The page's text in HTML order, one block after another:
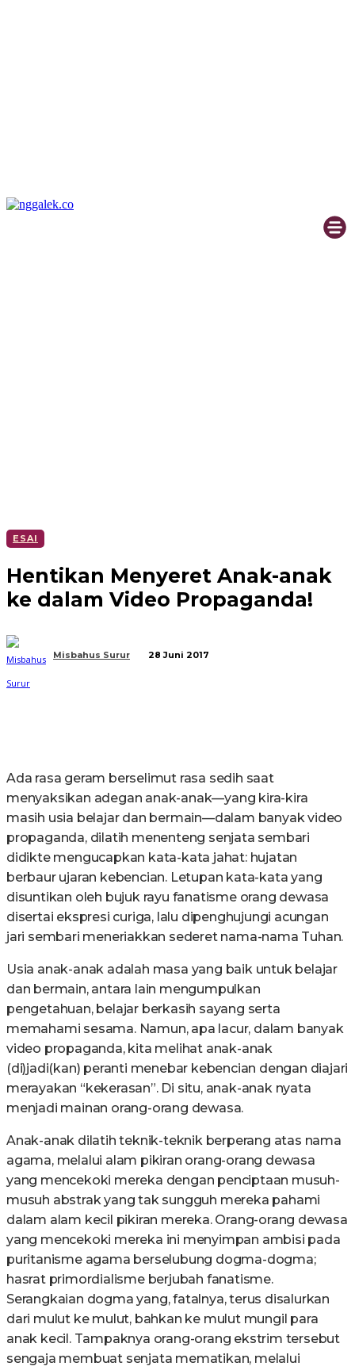
ESAI
Hentikan Menyeret Anak-anak
ke dalam Video Propaganda!
Misbahus Surur 28 Juni 2017
Ada rasa geram berselimut rasa sedih saat
menyaksikan adegan anak-anak—yang kira-kira
masih usia belajar dan bermain—dalam banyak video
propaganda, dilatih menenteng senjata sembari
didikte mengucapkan kata-kata jahat: hujatan
berbaur ujaran kebencian. Letupan kata-kata yang
disuntikan oleh bujuk rayu fanatisme orang dewasa
disertai ekspresi curiga, lalu dipenghujungi acungan
jari sembari meneriakkan sederet nama-nama Tuhan.
Usia anak-anak adalah masa yang baik untuk belajar
dan bermain, antara lain mengumpulkan
pengetahuan, belajar berkasih sayang serta
memahami sesama. Namun, apa lacur, dalam banyak
video propaganda, kita melihat anak-anak
(di)jadi(kan) peranti menebar kebencian dengan diajari
merayakan “kekerasan”. Di situ, anak-anak nyata
menjadi mainan orang-orang dewasa.
Anak-anak dilatih teknik-teknik berperang atas nama
agama, melalui alam pikiran orang-orang dewasa
yang mencekoki mereka dengan penciptaan musuh-
musuh abstrak yang tak sungguh mereka pahami
dalam alam kecil pikiran mereka. Orang-orang dewasa
yang mencekoki mereka ini menyimpan ambisi pada
puritanisme agama berselubung dogma-dogma;
hasrat primordialisme berjubah fanatisme.
Serangkaian dogma yang, fatalnya, terus disalurkan
dari mulut ke mulut, bahkan ke mulut mungil para
anak kecil. Tampaknya orang-orang ekstrim tersebut
sengaja membuat senjata mematikan, melalui